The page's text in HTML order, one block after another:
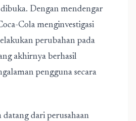
Dengan mendengar
Cola menginvestigasi
perubahan pada
akhirnya berhasil
pengguna secara
datang dari perusahaan